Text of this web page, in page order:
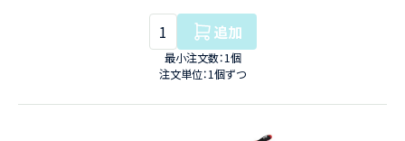
追加
最小注文数：1個
注文単位：1個ずつ